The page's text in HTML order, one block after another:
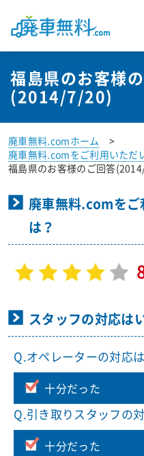
福島県のお客様
(2014/7/20)
廃車無料.comホーム
廃車無料.comをご利用いただ
福島県のお客様のご回答
廃車無料.comをご
は？
スタッフの対応は
Q.オペレーターの対応
十分だった
Q.引き取りスタッフの
十分だった